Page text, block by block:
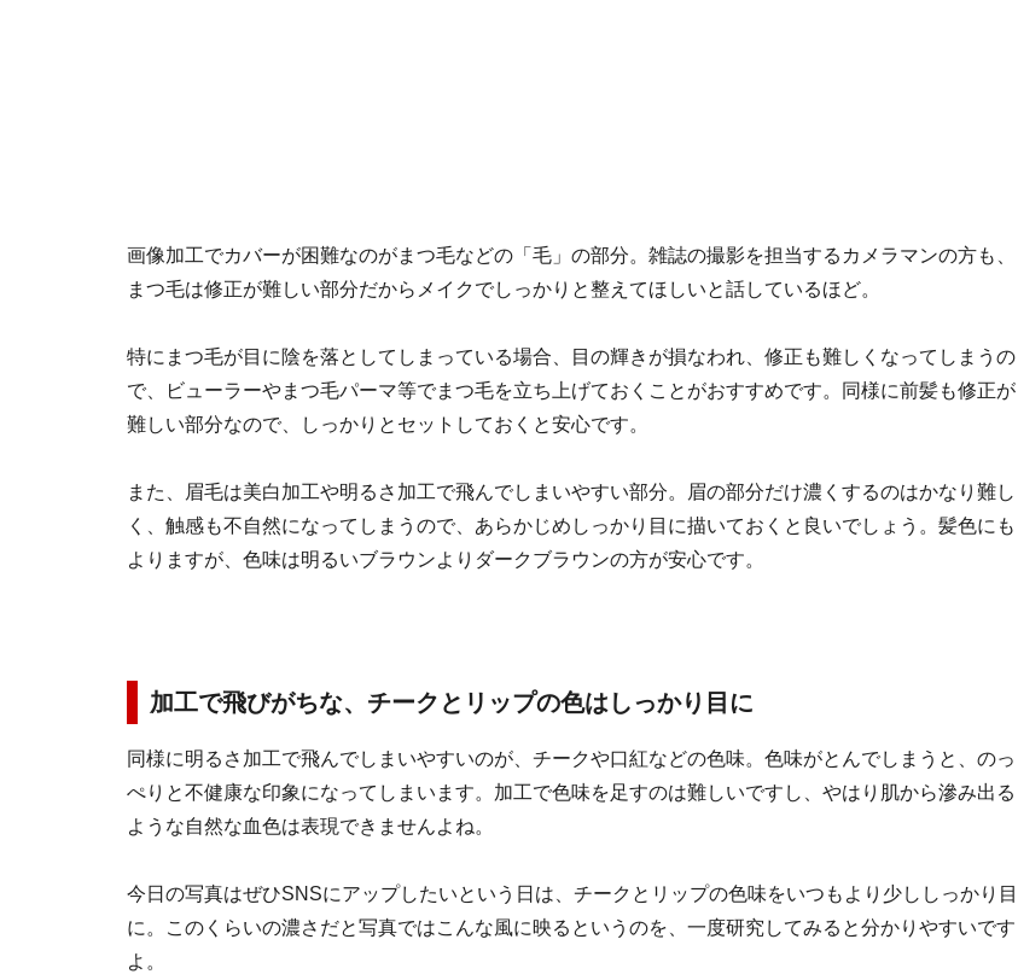
画像加工でカバーが困難なのがまつ毛などの「毛」の部分。雑誌の撮影を担当するカメラマンの方も、
まつ毛は修正が難しい部分だからメイクでしっかりと整えてほしいと話しているほど。
特にまつ毛が目に陰を落としてしまっている場合、目の輝きが損なわれ、修正も難しくなってしまうの
で、ビューラーやまつ毛パーマ等でまつ毛を立ち上げておくことがおすすめです。同様に前髪も修正が
難しい部分なので、しっかりとセットしておくと安心です。
また、眉毛は美白加工や明るさ加工で飛んでしまいやすい部分。眉の部分だけ濃くするのはかなり難し
く、触感も不自然になってしまうので、あらかじめしっかり目に描いておくと良いでしょう。髪色にも
よりますが、色味は明るいブラウンよりダークブラウンの方が安心です。
加工で飛びがちな、チークとリップの色はしっかり目に
同様に明るさ加工で飛んでしまいやすいのが、チークや口紅などの色味。色味がとんでしまうと、のっ
ぺりと不健康な印象になってしまいます。加工で色味を足すのは難しいですし、やはり肌から滲み出る
ような自然な血色は表現できませんよね。
今日の写真はぜひSNSにアップしたいという日は、チークとリップの色味をいつもより少ししっかり目
に。このくらいの濃さだと写真ではこんな風に映るというのを、一度研究してみると分かりやすいです
よ。